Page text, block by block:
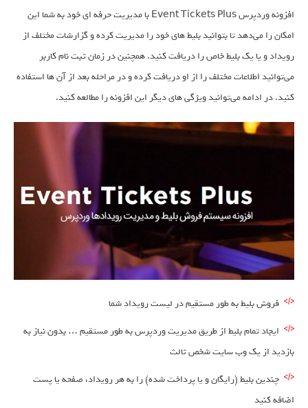
افزونه وردپرس Event Tickets Plus با مدیریت حرفه ای خود به شما این
امکان را می‌دهد تا بتوانید بلیط های خود را مدیریت کرده و گزارشات مختلف از
رویداد و یا یک بلیط خاص را دریافت کنید. همچنین در زمان ثبت نام کاربر
می‌توانید اطلاعات مختلف را از او دریافت کرده و در مراحله بعد از آن ها استفاده
کنید. در ادامه می‌توانید ویژگی های دیگر این افزونه را مطالعه کنید.
فروش بلیط به طور مستقیم در لیست رویداد شما
ایجاد تمام بلیط از طریق مدیریت وردپرس به طور مستقیم … بدون نیاز به
بازدید از یک وب سایت شخص ثالث
چندین بلیط (رایگان و یا پرداخت شده) را به هر رویداد، صفحه یا پست
اضافه کنید